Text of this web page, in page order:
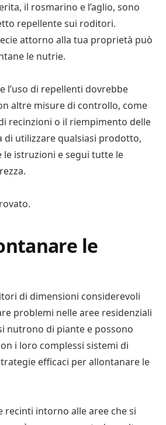
il rosmarino e l’aglio, sono
repellente sui roditori.
attorno alla tua proprietà può
le nutrie.
l’uso di repellenti dovrebbe
altre misure di controllo, come
recinzioni o il riempimento delle
di utilizzare qualsiasi prodotto,
istruzioni e segui tutte le
le
di dimensioni considerevoli
problemi nelle aree residenziali
nutrono di piante e possono
i loro complessi sistemi di
efficaci per allontanare le
recinti intorno alle aree che si